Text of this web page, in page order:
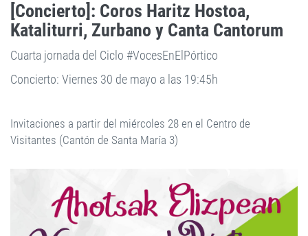
[Concierto]: Coros Haritz Hostoa,
Kataliturri, Zurbano y Canta Cantorum
Cuarta jornada del Ciclo #VocesEnElPórtico
Concierto: Viernes 30 de mayo a las 19:45h
Invitaciones a partir del miércoles 28 en el Centro de
Visitantes (Cantón de Santa María 3)